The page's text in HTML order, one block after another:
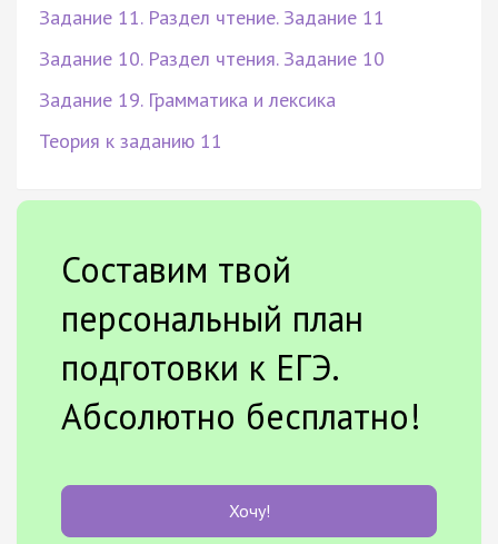
Задание 11. Раздел чтение. Задание 11
Задание 10. Раздел чтения. Задание 10
Задание 19. Грамматика и лексика
Теория к заданию 11
Составим твой
персональный план
подготовки к ЕГЭ.
Абсолютно бесплатно!
Хочу!